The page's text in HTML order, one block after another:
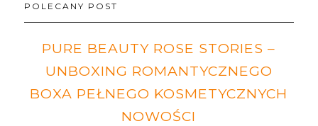
POLECANY POST
PURE BEAUTY ROSE STORIES –
UNBOXING ROMANTYCZNEGO
BOXA PEŁNEGO KOSMETYCZNYCH
NOWOŚCI